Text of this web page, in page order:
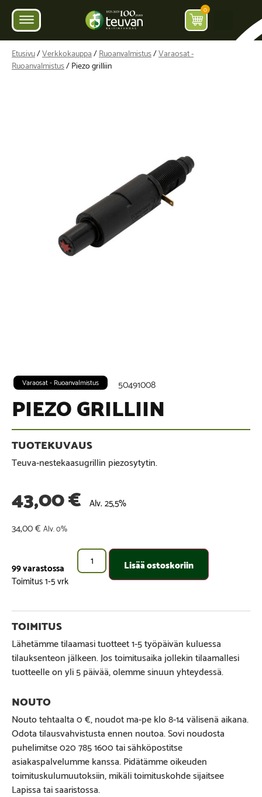
0
Etusivu/Verkkokauppa/Ruoanvalmistus/Varaosat -
Ruoanvalmistus/ Piezo grilliin
50491008
Varaosat - Ruoanvalmistus
PIEZO GRILLIIN
Teuva-nestekaasugrillin piezosytytin.
43,00€ Alv. 25,5%
34,00€ Alv. 0%
99 varastossa Lisää ostoskoriin
Lähetämme tilaamasi tuotteet 1-5 työpäivän kuluessa
tilauksenteon jälkeen. Jos toimitusaika jollekin tilaamallesi
tuotteelle on yli 5 päivää, olemme sinuun yhteydessä.
Nouto tehtaalta 0 €, noudot ma-pe klo 8-14 välisenä aikana.
Odota tilausvahvistusta ennen noutoa. Sovi noudosta
puhelimitse 020 785 1600 tai sähköpostitse
asiakaspalvelumme kanssa. Pidätämme oikeuden
toimituskulumuutoksiin, mikäli toimituskohde sijaitsee
Lapissa tai saaristossa.